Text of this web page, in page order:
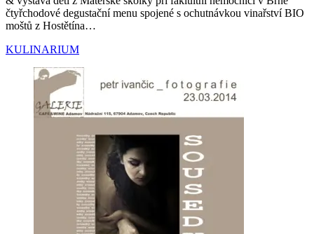
čtyřchodové degustační menu spojené s ochutnávkou vinařství BIO
moštů z Hostětína…
KULINARIUM